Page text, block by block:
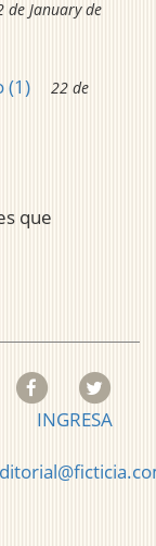
de January de
(1)
22 de
que
INGRESA